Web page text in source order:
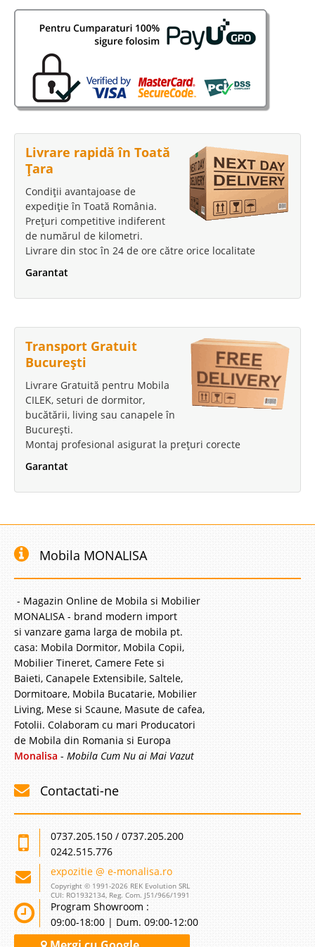
Saltea Ortopedica Premium
Saltele San Remo Superortopedice Premium. Saltea San Remo
Premium TED San Remo Premium este o saltea care face parte
din Colectia Italiana. Baza saltelei este compusa din arcuri mini Bonnell ce
ofera o fermitate mai mare si din acest motiv are denumire
superortopedica..
Compara
789 Lei
-35%
Saltea Ortopedică Tineret & Copii
NICE ❤️Arcuri Hercule & Spumă Cilek
proiectată special pentru a susține dezvoltarea sănătoasă a coloanei
896 Lei
Pret Redus 578 Lei
In Stoc
Vezi Detalii
Adauga la Favorite
Saltea Anatomic Confort
Saltea Pocket Anatomic Confort TED Salteaua pocket anatomic
confort inglobeaza ultimele descoperiri in materie de saltele ortopedice -
anatomice. Pocket anatomic confort este o saltea cu o constructie
moderna - arcuri individual impachetate - Pocket care asigura ind..
Livrare rapidă în Toată
Țara
Condiții avantajoase de
expediție în Toată România.
Prețuri competitive indiferent
de numărul de kilometri.
Livrare din stoc în 24 de ore către orice localitate
Garantat
Transport Gratuit
București
Livrare Gratuită pentru Mobila
CILEK, seturi de dormitor,
bucătării, living sau canapele în
București.
Montaj profesional asigurat la prețuri corecte
Garantat
Mobila MONALISA
- Magazin Online de Mobila si Mobilier
MONALISA - brand modern import
si vanzare gama larga de mobila pt.
casa: Mobila Dormitor, Mobila Copii,
Mobilier Tineret, Camere Fete si
Baieti, Canapele Extensibile, Saltele,
Dormitoare, Mobila Bucatarie, Mobilier
Living, Mese si Scaune, Masute de cafea,
Fotolii. Colaboram cu mari Producatori
de Mobila din Romania si Europa
Monalisa - Mobila Cum Nu ai Mai Vazut
Contactati-ne
0737.205.150 / 0737.205.200
0242.515.776
expozitie @ e-monalisa.ro
Copyright © 1991-2026 REK Evolution SRL
CUI: RO1932134, Reg. Com. J51/966/1991
Program Showroom :
09:00-18:00 | Dum. 09:00-12:00